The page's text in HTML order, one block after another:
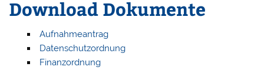
Download Dokumente
Aufnahmeantrag
Datenschutzordnung
Finanzordnung